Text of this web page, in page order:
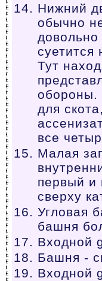
Нижний
обычно
Тут
обороны.
для
все
Малая
первый и
сверху
Угловая
башня
Входной
Башня -
Входной